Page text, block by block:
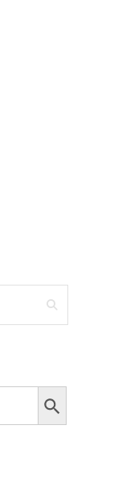
Search Button